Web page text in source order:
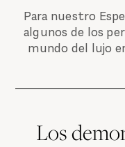
Para nuestro
algunos de los
mundo del lujo
Los